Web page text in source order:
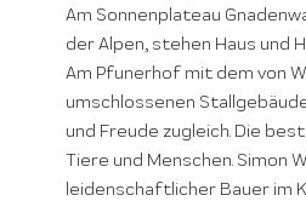
Am Sonnenplateau
der Alpen, stehen Haus und
Am Pfunerhof mit dem von
umschlossenen
und Freude zugleich. Die
Tiere und Menschen. Simon
leidenschaftlicher Bauer im